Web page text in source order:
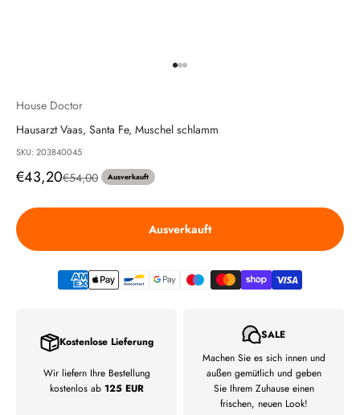
House Doctor
Hausarzt Vaas, Santa Fe, Muschel schlamm
SKU: 203840045
Angebot
€43,20Regulärer Preis
€54,00 Ausverkauft
Ausverkauft
Kostenlose Lieferung
Wir liefern Ihre Bestellung
kostenlos ab 125 EUR
SALE
Machen Sie es sich innen und
außen gemütlich und geben
Sie Ihrem Zuhause einen
frischen, neuen Look!